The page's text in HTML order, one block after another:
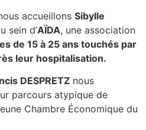
accueillons Sibylle
sein d’AÏDA, une association
de 15 à 25 ans touchés par
leur hospitalisation.
DESPRETZ nous
parcours atypique de
Chambre Économique du